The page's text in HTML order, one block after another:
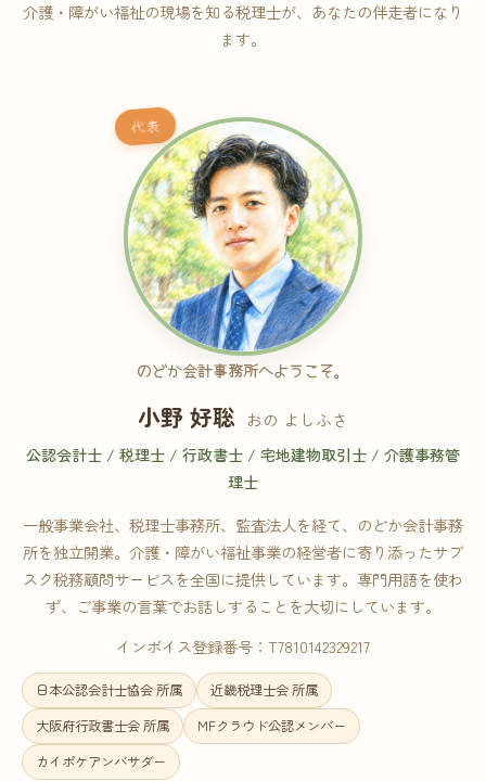
介護・障がい福祉の現場を知る税理士が、あなたの伴走者になり
ます。
代表
のどか会計事務所へようこそ。
小野 好聡 おの よしふさ
公認会計士 / 税理士 / 行政書士 / 宅地建物取引士 / 介護事務管
理士
一般事業会社、税理士事務所、監査法人を経て、のどか会計事務
所を独立開業。介護・障がい福祉事業の経営者に寄り添ったサブ
スク税務顧問サービスを全国に提供しています。専門用語を使わ
ず、ご事業の言葉でお話しすることを大切にしています。
インボイス登録番号：T7810142329217
日本公認会計士協会 所属
近畿税理士会 所属
大阪府行政書士会 所属
MFクラウド公認メンバー
カイポケアンバサダー